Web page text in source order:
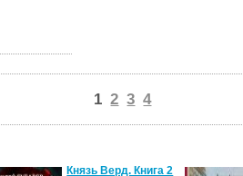
1 2 3 4
Князь Верд. Книга 2